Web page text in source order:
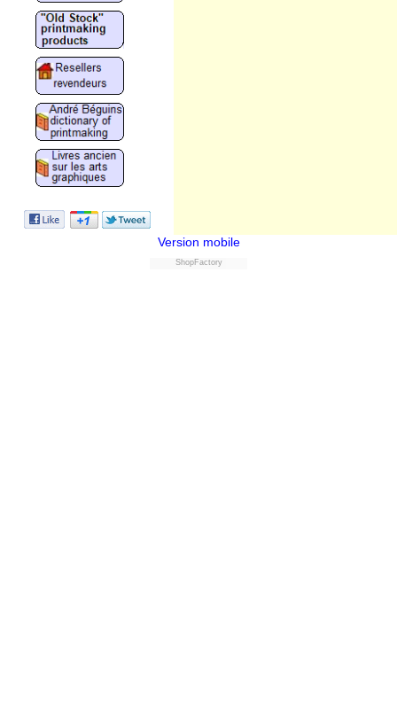
Version mobile
ShopFactory